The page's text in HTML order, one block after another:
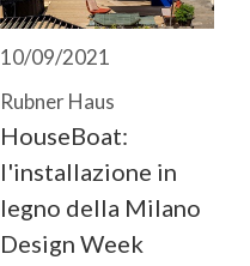
10/09/2021
Rubner Haus
HouseBoat:
l'installazione in
legno della Milano
Design Week